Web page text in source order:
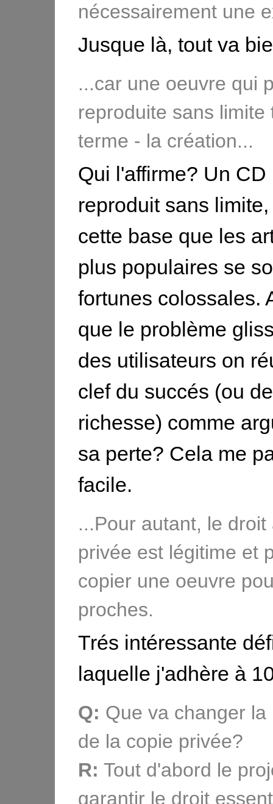
nécessairement une
Jusque là, tout va
...car une oeuvre qui
reproduite sans limite
terme - la création...
Qui l'affirme? Un CD
reproduit sans
cette base que les
plus populaires se
fortunes colossales.
que le problème
des utilisateurs on
clef du succés (ou
richesse) comme
sa perte? Cela me
facile.
...Pour autant, le droit
privée est légitime et
copier une oeuvre
proches.
Trés intéressante
laquelle j'adhère à
Q: Que va changer la
de la copie privée?
R: Tout d'abord le
garantir le droit